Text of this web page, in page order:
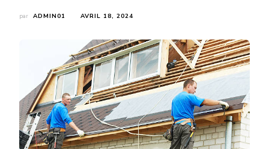
par ADMIN01 AVRIL 18, 2024